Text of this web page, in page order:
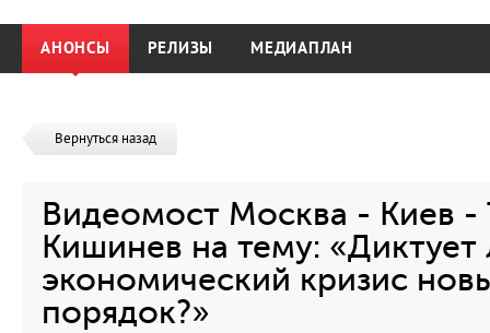
АНОНСЫ РЕЛИЗЫ МЕДИАПЛАН
Вернуться назад
Видеомост Москва - Киев -
Кишинев на тему: «Диктует
экономический кризис
порядок?»